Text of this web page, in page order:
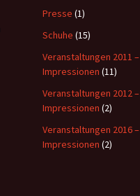
Presse (1)
Schuhe (15)
Veranstaltungen 2011 –
Impressionen (11)
Veranstaltungen 2012 –
Impressionen (2)
Veranstaltungen 2016 –
Impressionen (2)